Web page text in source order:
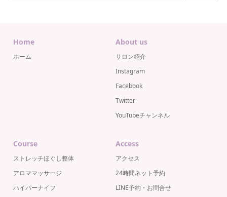
Home
ホーム
About us
サロン紹介
Instagram
Facebook
Twitter
YouTubeチャンネル
Course
ストレッチほぐし整体
アロママッサージ
ハイパーナイフ
Access
アクセス
24時間ネット予約
LINE予約・お問合せ